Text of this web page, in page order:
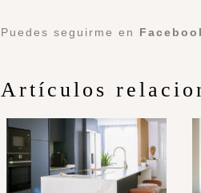
Puedes seguirme en
Artículos